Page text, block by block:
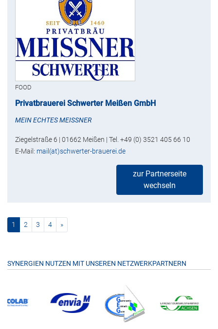
FOOD
Privatbrauerei Schwerter Meißen GmbH
MEIN ECHTES MEISSNER
Ziegelstraße 6 | 01662 Meißen | Tel. +49 (0) 3521 405 66 10
E-Mail: mail(at)schwerter-brauerei.de
zur Partnerseite
wechseln
1 (current)
2 3 4 »nächste
SYNERGIEN NUTZEN MIT UNSEREN NETZWERKPARTNERN